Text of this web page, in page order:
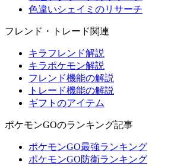
色違いシェイミのリサーチ
フレンド・トレード関連
キラフレンド解説
キラポケモン解説
フレンド機能の解説
トレード機能の解説
ギフトのアイテム
ポケモンGOのランキング記事
ポケモンGO最強ランキング
ポケモンGO防衛ランキング